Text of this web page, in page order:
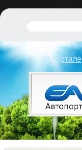
О портале